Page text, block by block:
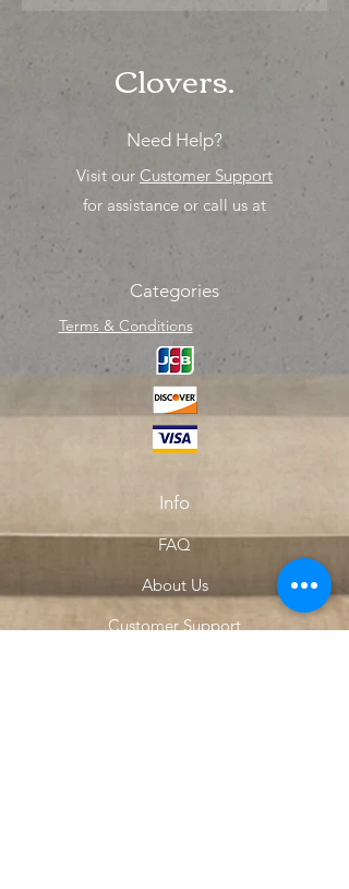
solo los mejores precios para tu
Clovers.
Need Help?
Visit our Customer Support
for assistance or call us at
Categories
Terms & Conditions
Info
FAQ
About Us
Customer Support